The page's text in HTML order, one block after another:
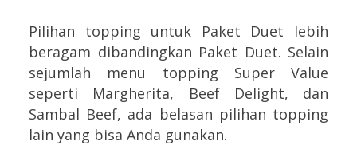
Pilihan topping untuk Paket Duet lebih
beragam dibandingkan Paket Duet. Selain
sejumlah menu topping Super Value
seperti Margherita, Beef Delight, dan
Sambal Beef, ada belasan pilihan topping
lain yang bisa Anda gunakan.